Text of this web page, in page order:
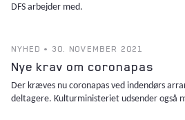
DFS arbejder med.
NYHED • 30. NOVEMBER 2021
Nye krav om coronapas
Der kræves nu coronapas ved indendørs
deltagere. Kulturministeriet udsender også